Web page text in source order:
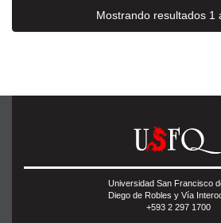
Mostrando resultados 1
Universidad San Francisco
Diego de Robles y Vía
+593 2 297 1700